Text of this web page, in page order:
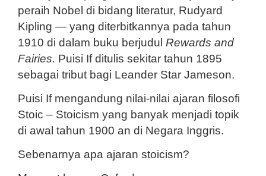
peraih Nobel di bidang literatur, Rudyard
Kipling — yang diterbitkannya pada tahun
1910 di dalam buku berjudul Rewards and
Fairies. Puisi If ditulis sekitar tahun 1895
sebagai tribut bagi Leander Star Jameson.
Puisi If mengandung nilai-nilai ajaran filosofi
Stoic – Stoicism yang banyak menjadi topik
di awal tahun 1900 an di Negara Inggris.
Sebenarnya apa ajaran stoicism?